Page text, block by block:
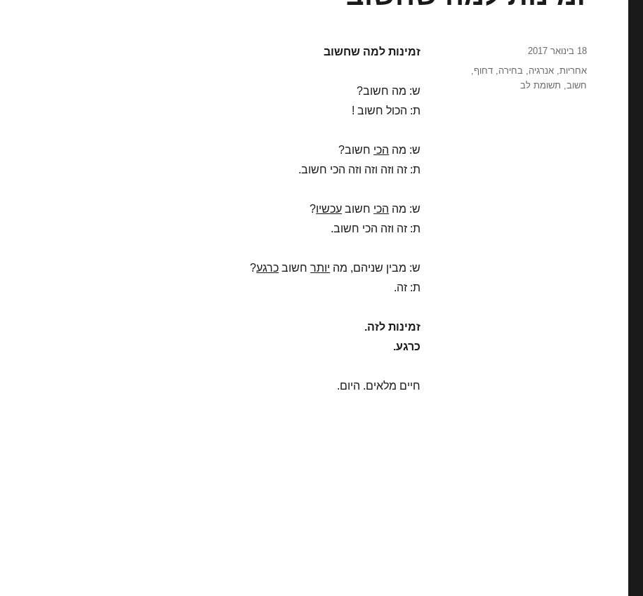
זמינות למה שחשוב
ש: מה חשוב?
ת: הכול חשוב !
ש: מה הכי חשוב?
ת: זה וזה וזה וזה הכי חשוב.
ש: מה הכי חשוב עכשיו?
ת: זה וזה הכי חשוב.
ש: מבין שניהם, מה יותרחשוב כרגע?
ת: זה.
זמינות לזה.
כרגע.
חיים מלאים. היום.
פורסם
18 בינואר 2017
תגיות
אחריות,אנרגיה,בחירה,דחוף,
חשוב, תשומת לב